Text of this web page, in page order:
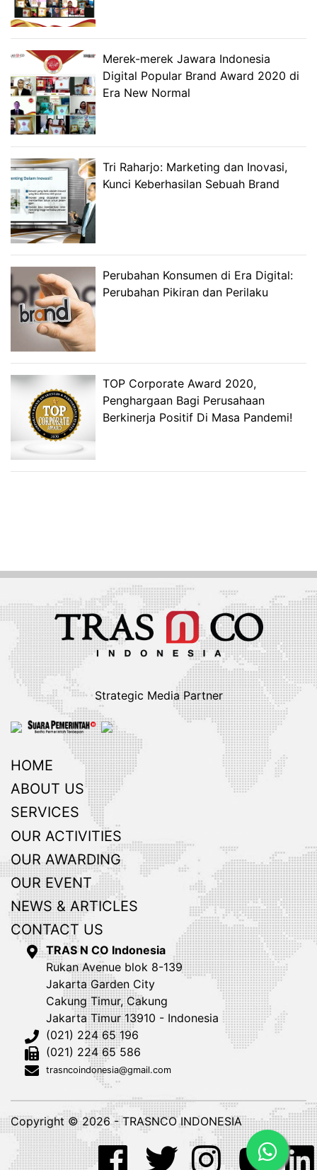
Merek-merek Jawara Indonesia
Digital Popular Brand Award 2020 di
Era New Normal
Tri Raharjo: Marketing dan Inovasi,
Kunci Keberhasilan Sebuah Brand
Perubahan Konsumen di Era Digital:
Perubahan Pikiran dan Perilaku
TOP Corporate Award 2020,
Penghargaan Bagi Perusahaan
Berkinerja Positif Di Masa Pandemi!
Strategic Media Partner
HOME
ABOUT US
SERVICES
OUR ACTIVITIES
OUR AWARDING
OUR EVENT
NEWS & ARTICLES
CONTACT US
TRAS N CO Indonesia
Rukan Avenue blok 8-139
Jakarta Garden City
Cakung Timur, Cakung
Jakarta Timur 13910 - Indonesia
(021) 224 65 196
(021) 224 65 586
trasncoindonesia@gmail.com
Copyright © 2026 - TRASNCO INDONESIA